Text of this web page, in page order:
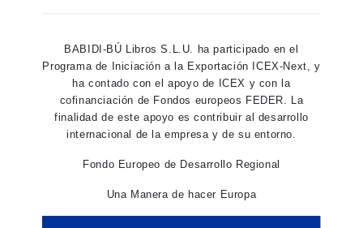
BABIDI-BÚ Libros S.L.U. ha participado en el
Programa de Iniciación a la Exportación ICEX-Next, y
ha contado con el apoyo de ICEX y con la
cofinanciación de Fondos europeos FEDER. La
finalidad de este apoyo es contribuir al desarrollo
internacional de la empresa y de su entorno.
Fondo Europeo de Desarrollo Regional
Una Manera de hacer Europa